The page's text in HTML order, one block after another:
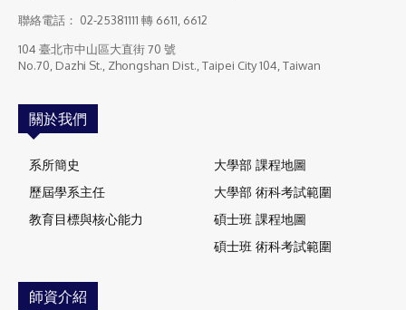
聯絡電話： 02-25381111 轉 6611, 6612
104 臺北市中山區大直街 70 號
No.70, Dazhi St., Zhongshan Dist., Taipei City 104, Taiwan
關於我們
系所簡史
歷屆學系主任
教育目標與核心能力
大學部 課程地圖
大學部 術科考試範圍
碩士班 課程地圖
碩士班 術科考試範圍
師資介紹